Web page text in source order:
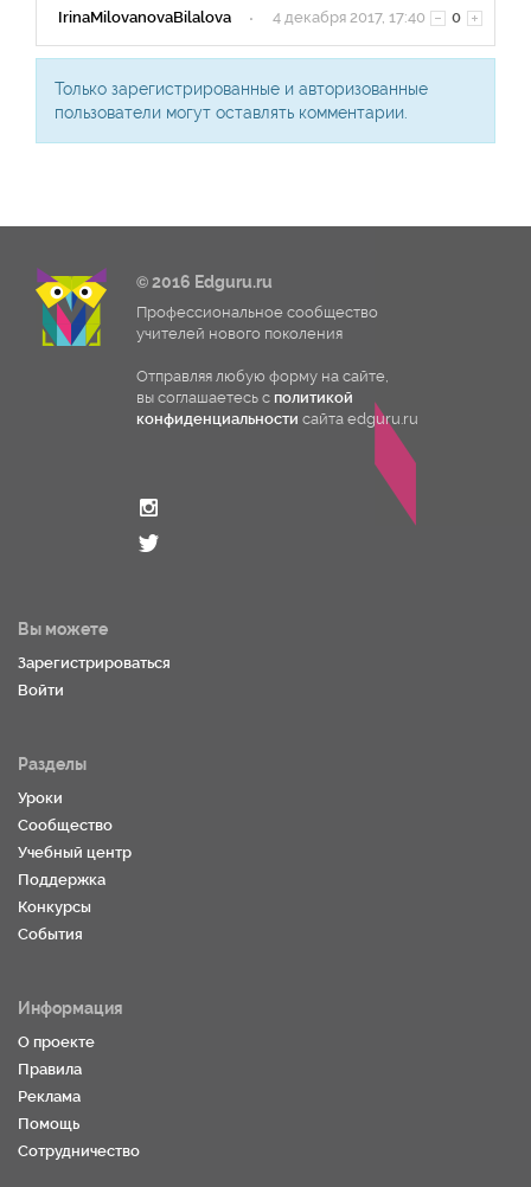
IrinaMilovanovaBilalova · 4 декабря 2017, 17:40 0
Только зарегистрированные и авторизованные
пользователи могут оставлять комментарии.
© 2016 Edguru.ru
Профессиональное сообщество
учителей нового поколения
Отправляя любую форму на сайте,
вы соглашаетесь с политикой
конфиденциальности сайта edguru.ru
Вы можете
Зарегистрироваться
Войти
Разделы
Уроки
Сообщество
Учебный центр
Поддержка
Конкурсы
События
Информация
О проекте
Правила
Реклама
Помощь
Сотрудничество